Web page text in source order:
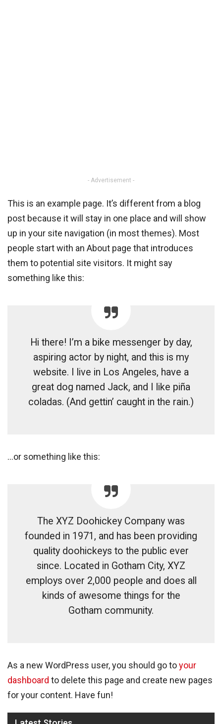
- Advertisement -
This is an example page. It’s different from a blog
post because it will stay in one place and will show
up in your site navigation (in most themes). Most
people start with an About page that introduces
them to potential site visitors. It might say
something like this:
Hi there! I’m a bike messenger by day,
aspiring actor by night, and this is my
website. I live in Los Angeles, have a
great dog named Jack, and I like piña
coladas. (And gettin’ caught in the rain.)
…or something like this:
The XYZ Doohickey Company was
founded in 1971, and has been providing
quality doohickeys to the public ever
since. Located in Gotham City, XYZ
employs over 2,000 people and does all
kinds of awesome things for the
Gotham community.
As a new WordPress user, you should go toyour
dashboard to delete this page and create new pages
for your content. Have fun!